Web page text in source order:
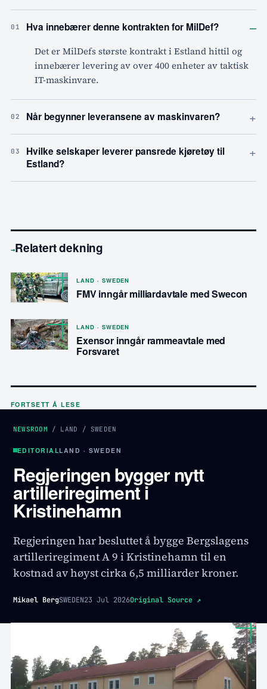
01 Hva innebærer denne kontrakten for MilDef? –
Det er MilDefs største kontrakt i Estland hittil og
innebærer levering av over 400 enheter av taktisk
IT-maskinvare.
02 Når begynner leveransene av maskinvaren? +
03
Hvilke selskaper leverer pansrede kjøretøy til
Estland?
+
→Relatert dekning
LAND · SWEDEN
FMV inngår milliardavtale med Swecon
LAND · SWEDEN
Exensor inngår rammeavtale med
Forsvaret
FORTSETT Å LESE
NEWSROOM / LAND / SWEDEN
EDITORIALLAND · SWEDEN
Regjeringen bygger nytt
artilleriregiment i
Kristinehamn
Regjeringen har besluttet å bygge Bergslagens
artilleriregiment A 9 i Kristinehamn til en
kostnad av høyst cirka 6,5 milliarder kroner.
Mikael BergSWEDEN23 Jul 2026Original Source ↗